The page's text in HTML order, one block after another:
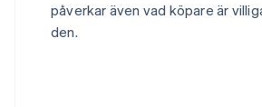
påverkar även vad köpare är
den.